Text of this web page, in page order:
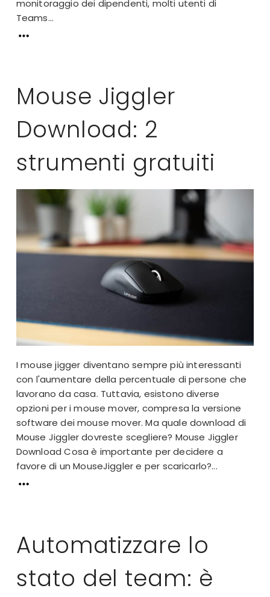
monitoraggio dei dipendenti, molti utenti di
Teams...
Mouse Jiggler
Download: 2
strumenti gratuiti
I mouse jigger diventano sempre più interessanti
con l'aumentare della percentuale di persone che
lavorano da casa. Tuttavia, esistono diverse
opzioni per i mouse mover, compresa la versione
software dei mouse mover. Ma quale download di
Mouse Jiggler dovreste scegliere? Mouse Jiggler
Download Cosa è importante per decidere a
favore di un MouseJiggler e per scaricarlo?...
Automatizzare lo
stato del team: è